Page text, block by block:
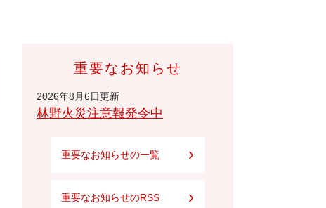
重要なお知らせ
2026年8月6日更新
林野火災注意報発令中
重要なお知らせの一覧
重要なお知らせのRSS